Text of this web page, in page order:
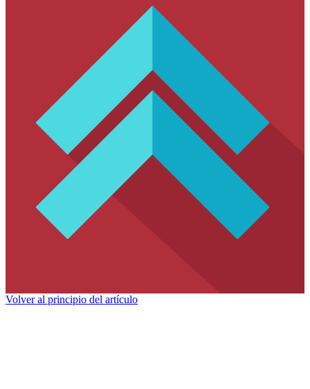
Volver al principio del artículo